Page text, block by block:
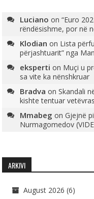
Luciano on“Euro
rëndësishme, por në
Klodian on Lista
përjashtuarit” nga
eksperti on Muçi u
sa vite ka nënshkruar
Bradva onSkandali
kishte tentuar
Mmabeg onGjejnë
Nurmagomedov
ARKIVI
August 2026 (6)